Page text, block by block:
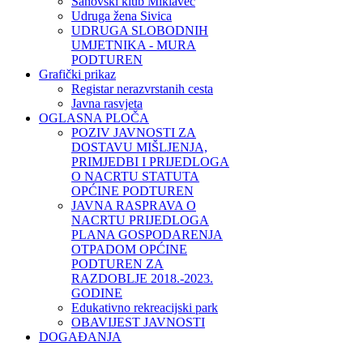
Udruga žena Sivica
UDRUGA SLOBODNIH
UMJETNIKA - MURA
PODTUREN
Grafički prikaz
Registar nerazvrstanih cesta
Javna rasvjeta
OGLASNA PLOČA
POZIV JAVNOSTI ZA
DOSTAVU MIŠLJENJA,
PRIMJEDBI I PRIJEDLOGA
O NACRTU STATUTA
OPĆINE PODTUREN
JAVNA RASPRAVA O
NACRTU PRIJEDLOGA
PLANA GOSPODARENJA
OTPADOM OPĆINE
PODTUREN ZA
RAZDOBLJE 2018.-2023.
GODINE
Edukativno rekreacijski park
OBAVIJEST JAVNOSTI
DOGAĐANJA